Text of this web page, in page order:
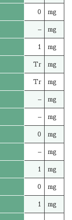
0 mg
– mg
1 mg
Tr mg
Tr mg
– mg
– mg
0 mg
– mg
1 mg
0 mg
1 mg